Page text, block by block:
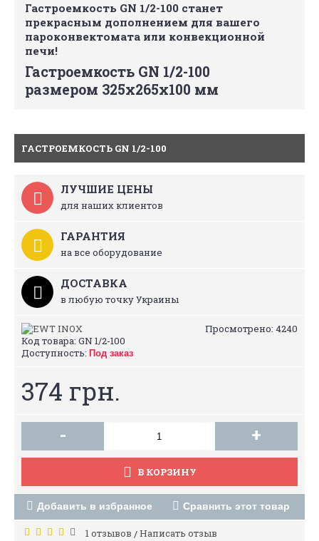
Гастроемкость GN 1/2-100 станет
прекрасным дополнением для вашего
пароконвектомата или конвекционной
печи!
Гастроемкость GN 1/2-100
размером 325х265х100 мм
ГАСТРОЕМКОСТЬ GN 1/2-100
ЛУЧШИЕ ЦЕНЫ
для наших клиентов
ГАРАНТИЯ
на все оборудование
ДОСТАВКА
в любую точку Украины
Просмотрено: 4240
Код товара: GN 1/2-100
Доступность: Под заказ
374 грн.
- +
В КОРЗИНУ
Добавить в избранное Сравнить этот товар
1 отзывов /Написать отзыв